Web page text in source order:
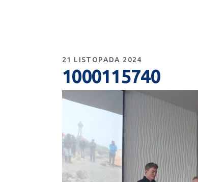
21 LISTOPADA 2024
1000115740